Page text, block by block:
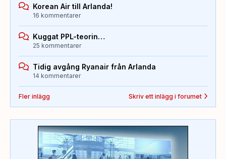
Korean Air till Arlanda!
16 kommentarer
Kuggat PPL-teorin…
25 kommentarer
Tidig avgång Ryanair från Arlanda
14 kommentarer
Fler inlägg Skriv ett inlägg i forumet